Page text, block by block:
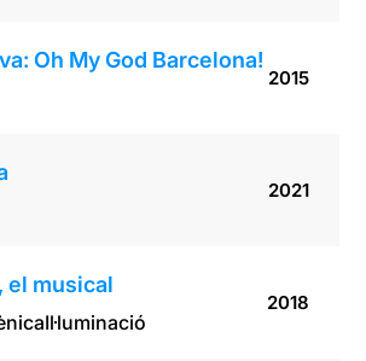
Oh My God Barcelona!
2015
2021
el musical
Il·luminació
2018